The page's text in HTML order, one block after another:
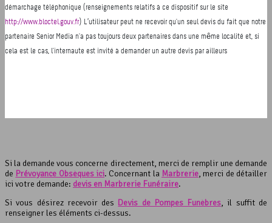
Si la demande vous concerne directement, merci de remplir une demande
de Prévoyance Obsèques ici. Concernant la Marbrerie, merci de détailler
ici votre demande: devis en Marbrerie Funéraire.
Si vous désirez recevoir des Devis de Pompes Funèbres, il suffit de
renseigner les éléments ci-dessus.